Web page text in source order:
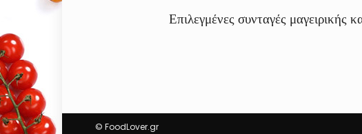
Επιλεγμένες συνταγές μαγειρικής
© FoodLover.gr